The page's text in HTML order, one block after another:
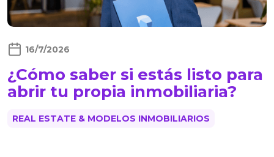
16/7/2026
¿Cómo saber si estás listo para
abrir tu propia inmobiliaria?
REAL ESTATE & MODELOS INMOBILIARIOS